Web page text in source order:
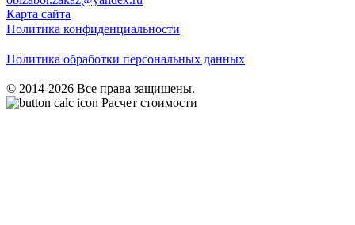
Карта сайта
Политика конфиденциальности
Политика обработки персональных данных
© 2014-2026 Все права защищены.
Расчет стоимости